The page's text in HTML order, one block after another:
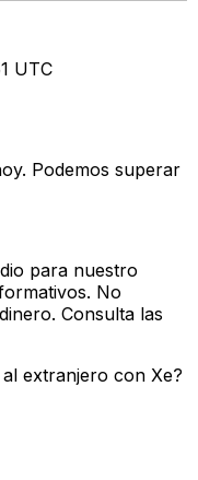
UTC
Podemos superar
para nuestro
No
Consulta las
extranjero con Xe?